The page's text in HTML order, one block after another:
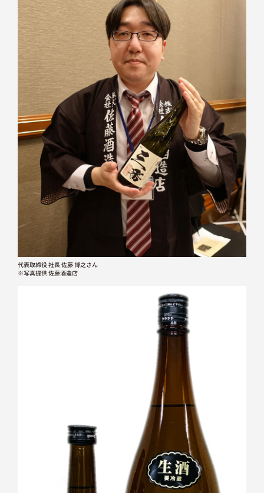
代表取締役 社長 佐藤 博之さん
※写真提供 佐藤酒造店